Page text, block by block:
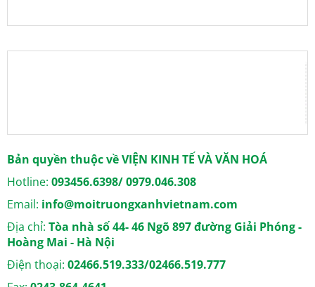
Bản quyền thuộc về VIỆN KINH TẾ VÀ VĂN HOÁ
Hotline: 093456.6398/ 0979.046.308
Email: info@moitruongxanhvietnam.com
Địa chỉ: Tòa nhà số 44- 46 Ngõ 897 đường Giải Phóng -
Hoàng Mai - Hà Nội
Điện thoại: 02466.519.333/02466.519.777